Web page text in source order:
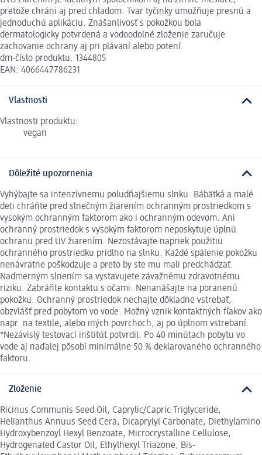
pretože chráni aj pred chladom. Tvar tyčinky umožňuje presnú a
jednoduchú aplikáciu. Znášanlivosť s pokožkou bola
dermatologicky potvrdená a vodoodolné zloženie zaručuje
zachovanie ochrany aj pri plávaní alebo potení.
dm-číslo produktu: 1344805
EAN: 4066447786231
Vlastnosti
Vlastnosti produktu:
vegan
Dôležité upozornenia
Vyhýbajte sa intenzívnemu poludňajšiemu slnku. Bábätká a malé
deti chráňte pred slnečným žiarením ochranným prostriedkom s
vysokým ochranným faktorom ako i ochranným odevom. Ani
ochranný prostriedok s vysokým faktorom neposkytuje úplnú
ochranu pred UV žiarením. Nezostávajte napriek použitiu
ochranného prostriedku pridlho na slnku. Každé spálenie pokožku
nenávratne poškodzuje a preto by ste mu mali predchádzať.
Nadmerným slnením sa vystavujete závažnému zdravotnému
riziku. Zabráňte kontaktu s očami. Nenanášajte na poranenú
pokožku. Ochranný prostriedok nechajte dôkladne vstrebať,
obzvlášť pred pobytom vo vode. Možný vznik kontaktných fľakov ako
napr. na textile, alebo iných povrchoch, aj po úplnom vstrebaní.
*Nezávislý testovací inštitút potvrdil: Po 40 minútach pobytu vo
vode aj naďalej pôsobí minimálne 50 % deklarovaného ochranného
faktoru.
Zloženie
Ricinus Communis Seed Oil, Caprylic/Capric Triglyceride,
Helianthus Annuus Seed Cera, Dicaprylyl Carbonate, Diethylamino
Hydroxybenzoyl Hexyl Benzoate, Microcrystalline Cellulose,
Hydrogenated Castor Oil, Ethylhexyl Triazone, Bis-